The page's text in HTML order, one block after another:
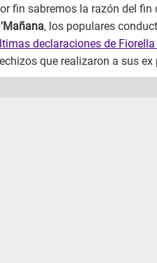
fin sabremos la razón del fin
, los populares
declaraciones de
que realizaron a sus ex